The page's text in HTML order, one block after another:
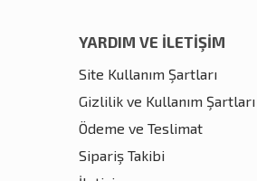
YARDIM VE İLETİŞİM
Site Kullanım Şartları
Gizlilik ve Kullanım Şartları
Ödeme ve Teslimat
Sipariş Takibi